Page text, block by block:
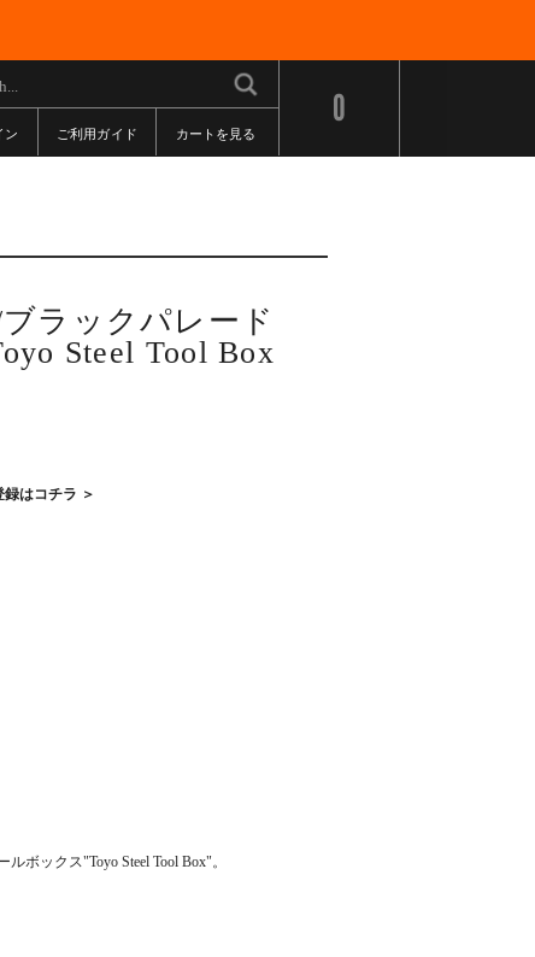
0
ン ご利用ガイド カートを見る
ラックパレード
Steel Tool Box
はコチラ ＞
ボックス"Toyo Steel Tool Box"。